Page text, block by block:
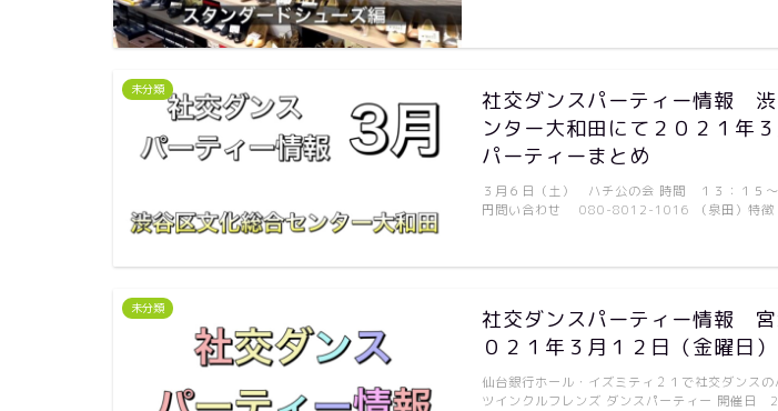
未分類
社交ダンスパーティー情報
ンター大和田にて２０２１年
パーティーまとめ
３月６日（土） ハチ公の会 時間 １３：１５
円問い合わせ 080-8012-1016 （泉田）特
未分類
社交ダンスパーティー情報
０２１年３月１２日（金曜日）
仙台銀行ホール・イズミティ２１で社交ダンス
ツインクルフレンズ ダンスパーティー 開催